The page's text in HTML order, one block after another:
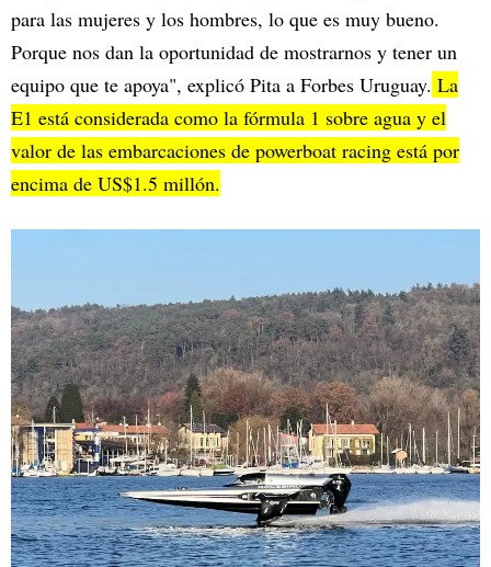
para las mujeres y los hombres, lo que es muy bueno.
Porque nos dan la oportunidad de mostrarnos y tener un
equipo que te apoya", explicó Pita a Forbes Uruguay. La
E1 está considerada como la fórmula 1 sobre agua y el
valor de las embarcaciones de powerboat racing está por
encima de US$1.5 millón.